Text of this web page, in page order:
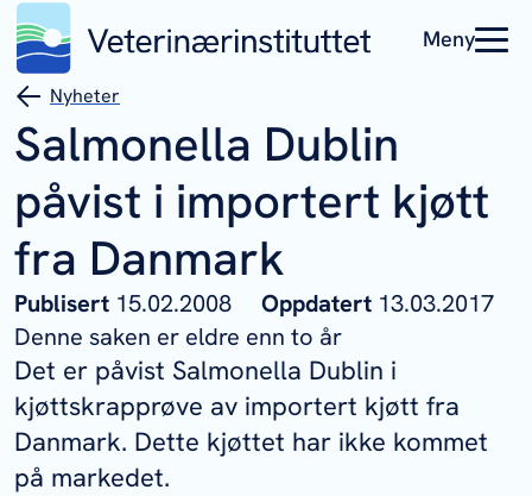
Meny
Nyheter
Salmonella Dublin
påvist i importert kjøtt
fra Danmark
Publisert 15.02.2008 Oppdatert 13.03.2017
Denne saken er eldre enn to år
Det er påvist Salmonella Dublin i
kjøttskrapprøve av importert kjøtt fra
Danmark. Dette kjøttet har ikke kommet
på markedet.